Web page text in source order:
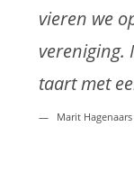
vieren we
vereniging.
taart met
Marit Hagenaars